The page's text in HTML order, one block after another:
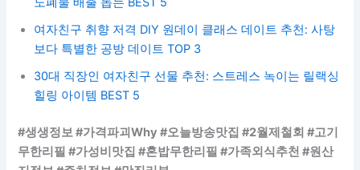
여자친구 취향 저격 DIY 원데이 클래스 데이트 추천: 사탕
보다 특별한 공방 데이트 TOP 3
30대 직장인 여자친구 선물 추천: 스트레스 녹이는 릴랙싱
힐링 아이템 BEST 5
#생생정보 #가격파괴Why #오늘방송맛집 #2월제철회 #고기
무한리필 #가성비맛집 #혼밥무한리필 #가족외식추천 #원산